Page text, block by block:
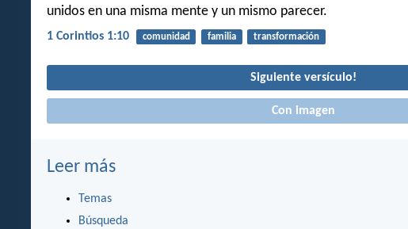
unidos en una misma mente y un mismo parecer.
1 Corintios 1:10 comunidad familia transformación
Siguiente versículo!
Con imagen
Leer más
Temas
Búsqueda